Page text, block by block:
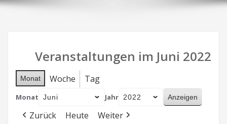
Veranstaltungen im Juni 2022
Monat Woche Tag
Monat Jahr
Zurück Heute Weiter